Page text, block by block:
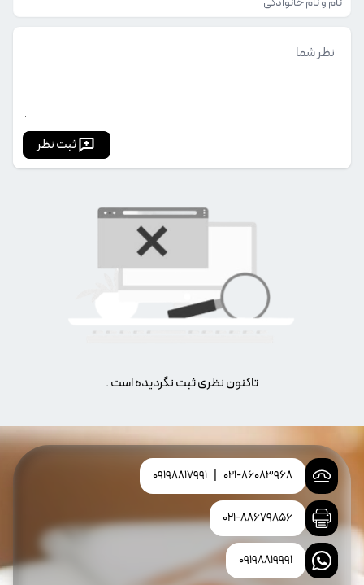
ثبت نظر
تاکنون نظری ثبت نگردیده است .
021-86083968
09198817991
021-88679856
09198819991